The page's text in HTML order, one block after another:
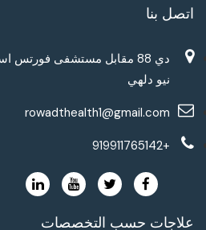
اتصل بنا
نيو دلهي
rowadthealth1@gmail.com
+919911765142
علاجات حسب التخصصات